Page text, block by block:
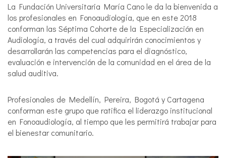
La Fundación Universitaria María Cano le da la bienvenida a
los profesionales en Fonoaudiología, que en este 2018
conforman las Séptima Cohorte de la Especialización en
Audiología, a través del cual adquirirán conocimientos y
desarrollarán las competencias para el diagnóstico,
evaluación e intervención de la comunidad en el área de la
salud auditiva.
Profesionales de Medellín, Pereira, Bogotá y Cartagena
conforman este grupo que ratifica el liderazgo institucional
en Fonoaudiología, al tiempo que les permitirá trabajar para
el bienestar comunitario.